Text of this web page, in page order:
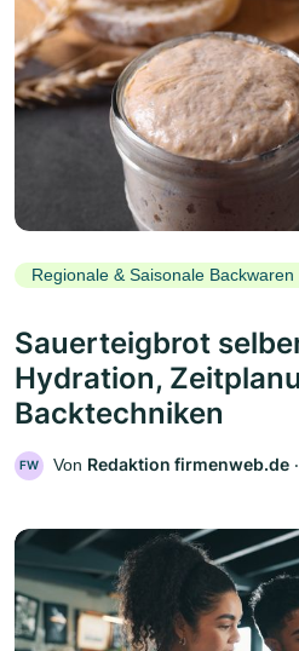
Regionale & Saisonale Backwaren
Sauerteigbrot
Hydration,
Backtechniken
FW Von Redaktion firmenweb.de ‧